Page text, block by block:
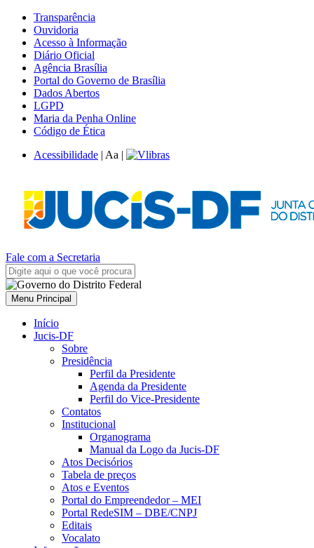
Transparência
Ouvidoria
Acesso à Informação
Diário Oficial
Agência Brasília
Portal do Governo de Brasília
Dados Abertos
LGPD
Maria da Penha Online
Código de Ética
Acessibilidade | Aa |
Fale com a Secretaria
Menu Principal
Início
Jucis-DF
Sobre
Presidência
Perfil da Presidente
Agenda da Presidente
Perfil do Vice-Presidente
Contatos
Institucional
Organograma
Manual da Logo da Jucis-DF
Atos Decisórios
Tabela de preços
Atos e Eventos
Portal do Empreendedor – MEI
Portal RedeSIM – DBE/CNPJ
Editais
Vocalato